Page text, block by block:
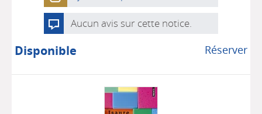
Aucun avis sur cette notice.
Réserver
Disponible